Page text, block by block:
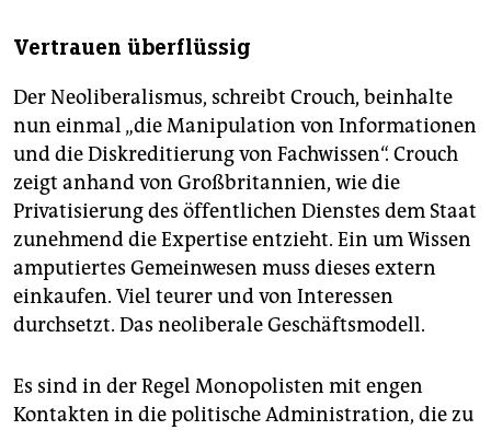
Vertrauen überflüssig
Der Neoliberalismus, schreibt Crouch, beinhalte
nun einmal „die Manipulation von Informationen
und die Diskreditierung von Fachwissen“. Crouch
zeigt anhand von Großbritannien, wie die
Privatisierung des öffentlichen Dienstes dem Staat
zunehmend die Expertise entzieht. Ein um Wissen
amputiertes Gemeinwesen muss dieses extern
einkaufen. Viel teurer und von Interessen
durchsetzt. Das neoliberale Geschäftsmodell.
Es sind in der Regel Monopolisten mit engen
Kontakten in die politische Administration, die zu